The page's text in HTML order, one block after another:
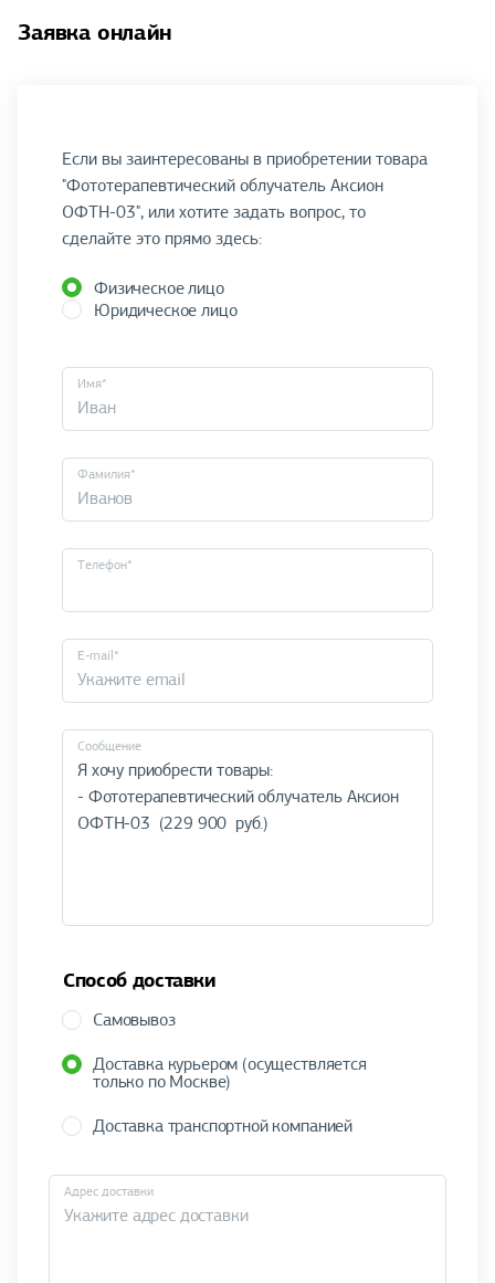
Заявка онлайн
Если вы заинтересованы в приобретении товара
"Фототерапевтический облучатель Аксион
ОФТН-03", или хотите задать вопрос, то
сделайте это прямо здесь:
Физическое лицо
Юридическое лицо
Имя*
Фамилия*
Телефон*
E-mail*
Cообщение
Способ доставки
Самовывоз
Доставка курьером (осуществляется
только по Москве)
Доставка транспортной компанией
Адрес доставки